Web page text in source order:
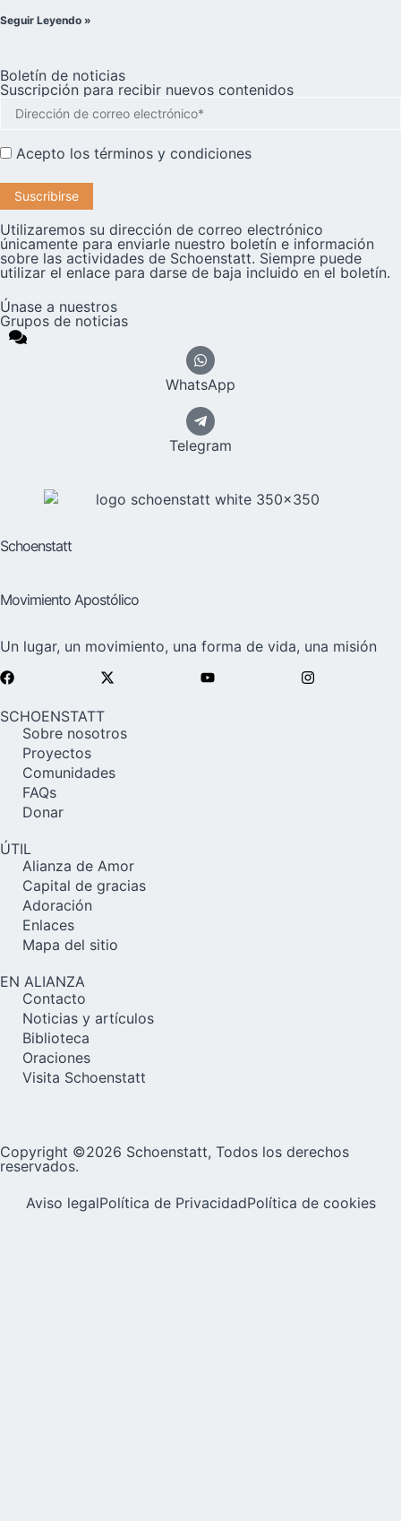
Seguir Leyendo »
Boletín de noticias
Suscripción para recibir nuevos contenidos
Acepto los términos y condiciones
Utilizaremos su dirección de correo electrónico
únicamente para enviarle nuestro boletín e información
sobre las actividades de Schoenstatt. Siempre puede
utilizar el enlace para darse de baja incluido en el boletín.
Únase a nuestros
Grupos de noticias
WhatsApp
Telegram
Schoenstatt
Movimiento Apostólico
Un lugar, un movimiento, una forma de vida, una misión
SCHOENSTATT
Sobre nosotros
Proyectos
Comunidades
FAQs
Donar
ÚTIL
Alianza de Amor
Capital de gracias
Adoración
Enlaces
Mapa del sitio
EN ALIANZA
Contacto
Noticias y artículos
Biblioteca
Oraciones
Visita Schoenstatt
Copyright ©2026 Schoenstatt, Todos los derechos
reservados.
Aviso legalPolítica de PrivacidadPolítica de cookies